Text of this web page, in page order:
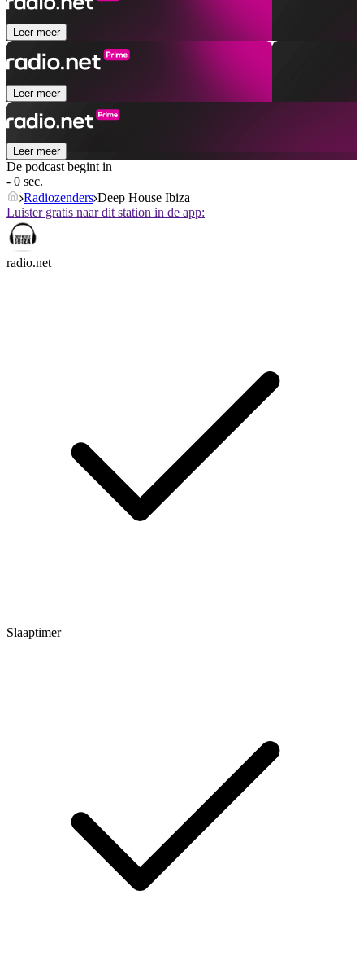
Leer meer
Leer meer
Leer meer
De podcast begint in
- 0 sec.
Radiozenders Deep House Ibiza
Luister gratis naar dit station in de app:
radio.net
Slaaptimer